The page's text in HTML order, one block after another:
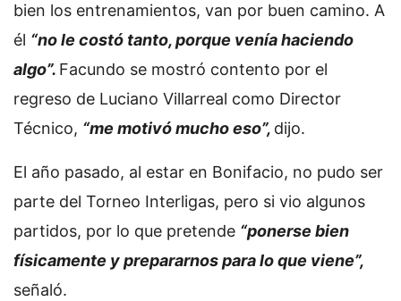
bien los entrenamientos, van por buen camino. A
él “no le costó tanto, porque venía haciendo
algo”. Facundo se mostró contento por el
regreso de Luciano Villarreal como Director
Técnico, “me motivó mucho eso”, dijo.
El año pasado, al estar en Bonifacio, no pudo ser
parte del Torneo Interligas, pero si vio algunos
partidos, por lo que pretende “ponerse bien
físicamente y prepararnos para lo que viene”,
señaló.